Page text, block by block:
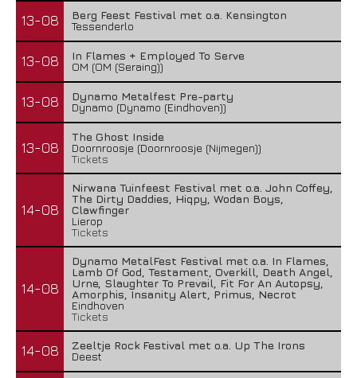
13-08
Berg Feest Festival met o.a. Kensington
Tessenderlo
13-08
In Flames + Employed To Serve
OM (OM (Seraing))
13-08
Dynamo Metalfest Pre-party
Dynamo (Dynamo (Eindhoven))
13-08
The Ghost Inside
Doornroosje (Doornroosje (Nijmegen))
Tickets
14-08
Nirwana Tuinfeest Festival met o.a. John Coffey,
The Dirty Daddies, Hiqpy, Wodan Boys,
Clawfinger
Lierop
Tickets
14-08
Dynamo MetalFest Festival met o.a. In Flames,
Lamb Of God, Testament, Overkill, Death Angel,
Urne, Slaughter To Prevail, Fit For An Autopsy,
Amorphis, Insanity Alert, Primus, Necrot
Eindhoven
Tickets
14-08
Zeeltje Rock Festival met o.a. Up The Irons
Deest